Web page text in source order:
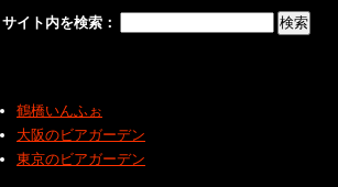
サイト内を検索：
鶴橋いんふぉ
大阪のビアガーデン
東京のビアガーデン